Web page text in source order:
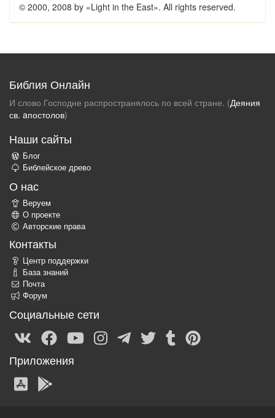
© 2000, 2008 by «Light in the East». All rights reserved.
Библия Онлайн
И слово Господне распространялось по всей стране. (Деяния
св. aпостолов)
Наши сайты
Блог
Библейское древо
О нас
Веруем
О проекте
Авторские права
Контакты
Центр поддержки
База знаний
Почта
Форум
Социальные сети
Приложения